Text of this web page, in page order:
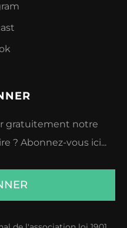
gratuitement notre
? Abonnez-vous ici...